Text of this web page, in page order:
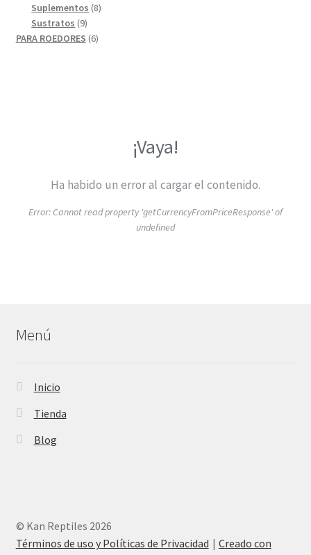
Suplementos 88
Sustratos 99
productos
PARA ROEDORES 66
¡Vaya!
Ha habido un error al cargar el contenido.
Error: Cannot read property 'getCurrencyFromPriceResponse' of
undefined
Menú
Inicio
Tienda
Blog
© Kan Reptiles 2026
Términos de uso y Políticas de Privacidad
Creado con